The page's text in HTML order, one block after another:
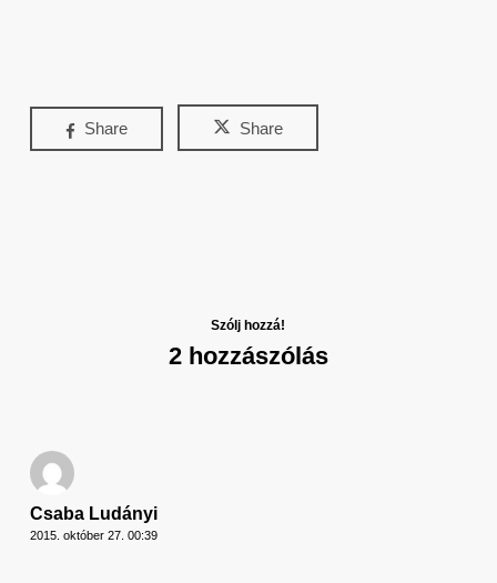
Share Share
Szólj hozzá!
2 hozzászólás
Csaba Ludányi
2015. október 27. 00:39